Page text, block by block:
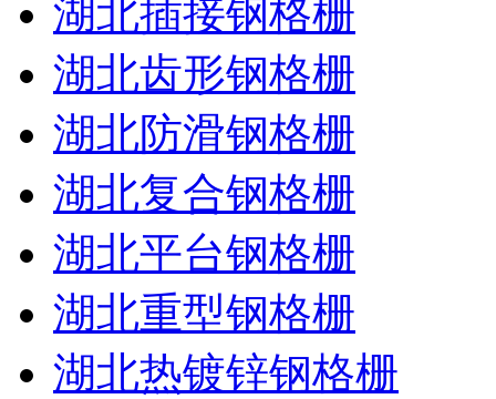
湖北插接钢格栅
湖北齿形钢格栅
湖北防滑钢格栅
湖北复合钢格栅
湖北平台钢格栅
湖北重型钢格栅
湖北热镀锌钢格栅